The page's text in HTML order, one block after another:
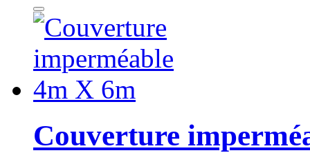
Couverture